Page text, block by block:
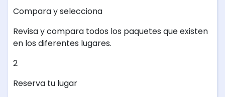
Compara y selecciona
Revisa y compara todos los paquetes que existen
en los diferentes lugares.
2
Reserva tu lugar